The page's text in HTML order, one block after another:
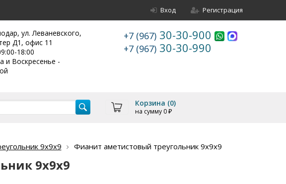
Вход Регистрация
ул. Леваневского,
Д1, офис 11
18:00
и Воскресенье -
+7 (967) 30-30-900
+7 (967) 30-30-990
Корзина (0)
на сумму 0 ₽
9х9х9 Фианит аметистовый треугольник 9х9х9
9х9х9